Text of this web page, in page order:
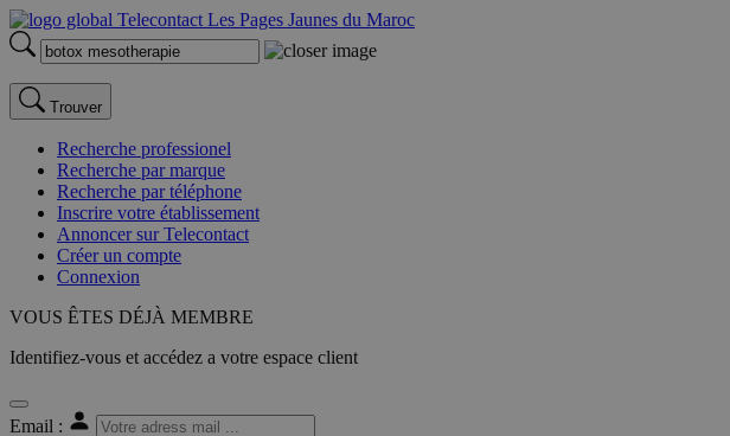
Trouver
Recherche professionel
Recherche par marque
Recherche par téléphone
Inscrire votre établissement
Annoncer sur Telecontact
Créer un compte
Connexion
VOUS ÊTES DÉJÀ MEMBRE
Identifiez-vous et accédez a votre espace client
Email :